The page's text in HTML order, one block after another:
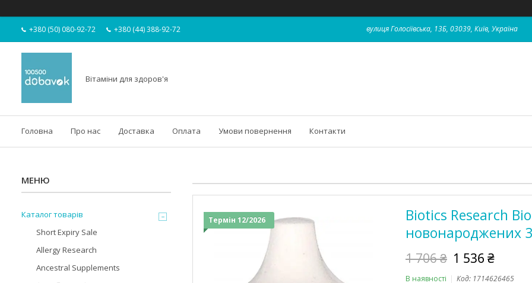
+380 (50) 080-92-72 +380 (44) 388-92-72 вулиця Голосіївська, 13Б, 03039, Київ, Україна
Вітаміни для здоров'я
Головна Про нас Доставка Оплата Умови повернення Контакти
Термін 12/2026
Biotics Research
новонароджених
1 706 ₴ 1 536 ₴
В наявності Код: 1714626465
Каталог товарів
Short Expiry Sale
Allergy Research
Ancestral Supplements